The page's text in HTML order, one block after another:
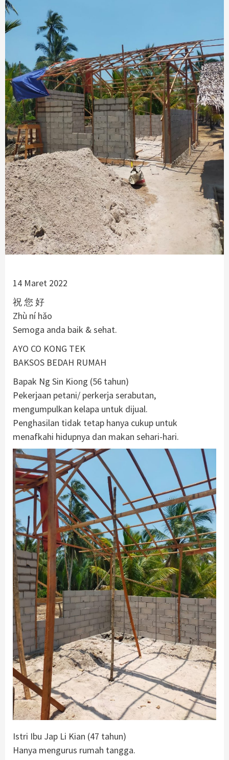
14 Maret 2022
祝 您 好
Zhù ní hǎo
Semoga anda baik & sehat.
AYO CO KONG TEK
BAKSOS BEDAH RUMAH
Bapak Ng Sin Kiong (56 tahun)
Pekerjaan petani/ perkerja serabutan,
mengumpulkan kelapa untuk dijual.
Penghasilan tidak tetap hanya cukup untuk
menafkahi hidupnya dan makan sehari-hari.
Istri Ibu Jap Li Kian (47 tahun)
Hanya mengurus rumah tangga.